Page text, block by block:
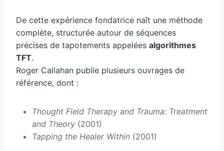
De cette expérience fondatrice naît une méthode
complète, structurée autour de séquences
précises de tapotements appelées algorithmes
TFT.
Roger Callahan publie plusieurs ouvrages de
référence, dont :
Thought Field Therapy and Trauma: Treatment
and Theory (2001)
Tapping the Healer Within (2001)